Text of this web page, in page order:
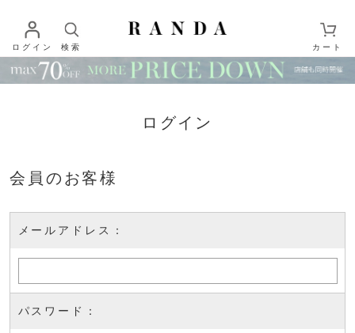
ログイン 検索 カート
ログイン
会員のお客様
メールアドレス：
パスワード：